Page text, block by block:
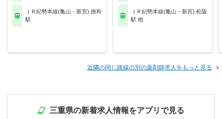
ＪＲ紀勢本線(亀山－新宮) 徳和
駅
ＪＲ紀勢本線(亀山－新宮) 松阪
駅 他
近隣の同じ路線の別の薬剤師求人をもっと見る
三重県の新着求人情報をアプリで見る